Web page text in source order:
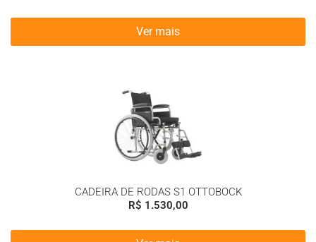
Ver mais
CADEIRA DE RODAS S1 OTTOBOCK
R$ 1.530,00